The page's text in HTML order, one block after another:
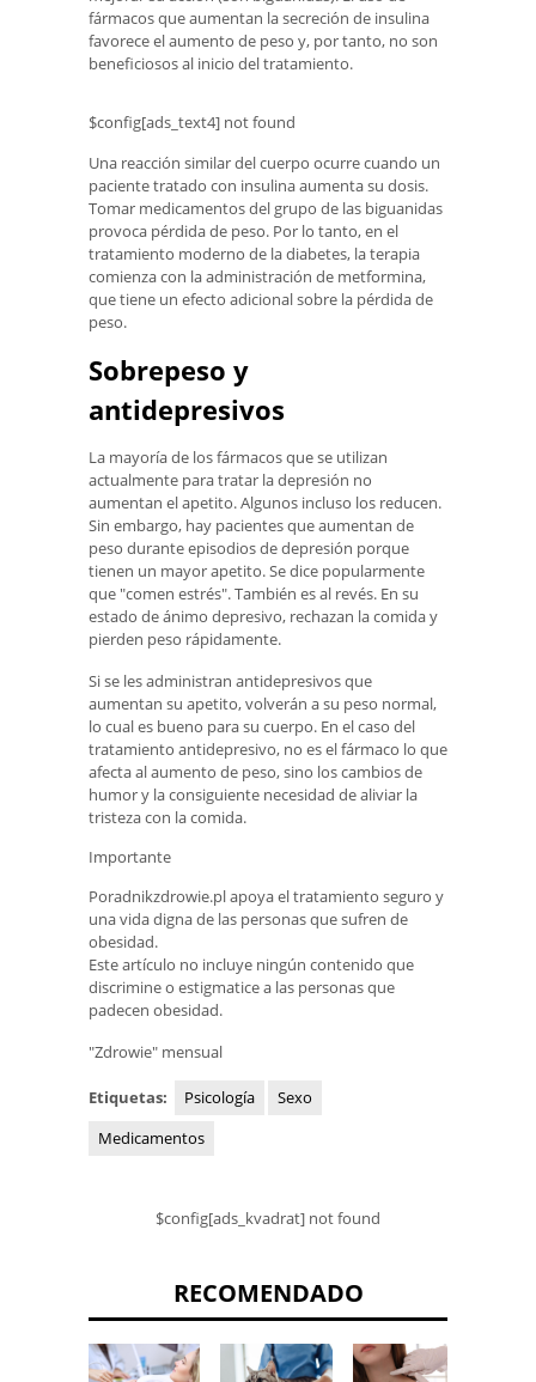
fármacos que aumentan la secreción de insulina
favorece el aumento de peso y, por tanto, no son
beneficiosos al inicio del tratamiento.
$config[ads_text4] not found
Una reacción similar del cuerpo ocurre cuando un
paciente tratado con insulina aumenta su dosis.
Tomar medicamentos del grupo de las biguanidas
provoca pérdida de peso. Por lo tanto, en el
tratamiento moderno de la diabetes, la terapia
comienza con la administración de metformina,
que tiene un efecto adicional sobre la pérdida de
peso.
Sobrepeso y
antidepresivos
La mayoría de los fármacos que se utilizan
actualmente para tratar la depresión no
aumentan el apetito. Algunos incluso los reducen.
Sin embargo, hay pacientes que aumentan de
peso durante episodios de depresión porque
tienen un mayor apetito. Se dice popularmente
que "comen estrés". También es al revés. En su
estado de ánimo depresivo, rechazan la comida y
pierden peso rápidamente.
Si se les administran antidepresivos que
aumentan su apetito, volverán a su peso normal,
lo cual es bueno para su cuerpo. En el caso del
tratamiento antidepresivo, no es el fármaco lo que
afecta al aumento de peso, sino los cambios de
humor y la consiguiente necesidad de aliviar la
tristeza con la comida.
Importante
Poradnikzdrowie.pl apoya el tratamiento seguro y
una vida digna de las personas que sufren de
obesidad.
Este artículo no incluye ningún contenido que
discrimine o estigmatice a las personas que
padecen obesidad.
"Zdrowie" mensual
Etiquetas: Psicología
Sexo
Medicamentos
$config[ads_kvadrat] not found
RECOMENDADO